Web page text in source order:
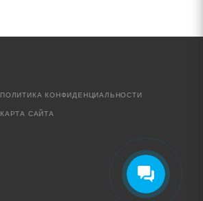
ПОЛИТИКА КОНФИДЕНЦИАЛЬНОСТИ
КАРТА САЙТА